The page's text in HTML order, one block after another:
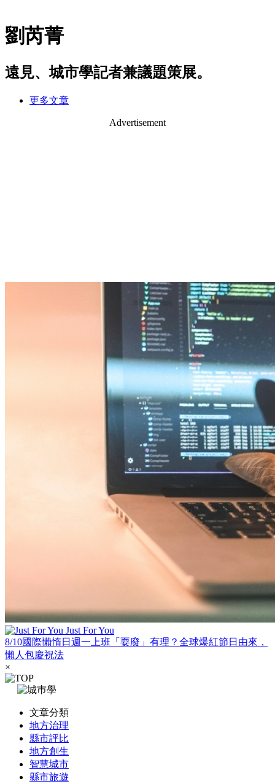
劉芮菁
遠見、城市學記者兼議題策展。
更多文章
Advertisement
Just For You
8/10國際懶惰日週一上班「耍廢」有理？全球爆紅節日由來，
懶人包慶祝法
×
文章分類
地方治理
縣市評比
地方創生
智慧城市
縣市旅遊